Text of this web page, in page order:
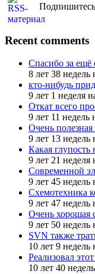
Recent comments
Спасибо за ещё
8 лет 38 недель
кто-нибудь
9 лет 1 неделя
Откат всего
9 лет 11 недель
Очень полезная
9 лет 13 недель
Какая глупость
9 лет 21 неделя
Современной
9 лет 45 недель
Схемотехника
9 лет 47 недель
Очень хорошая
9 лет 50 недель
SVN также
10 лет 9 недель
Реализовал
10 лет 40